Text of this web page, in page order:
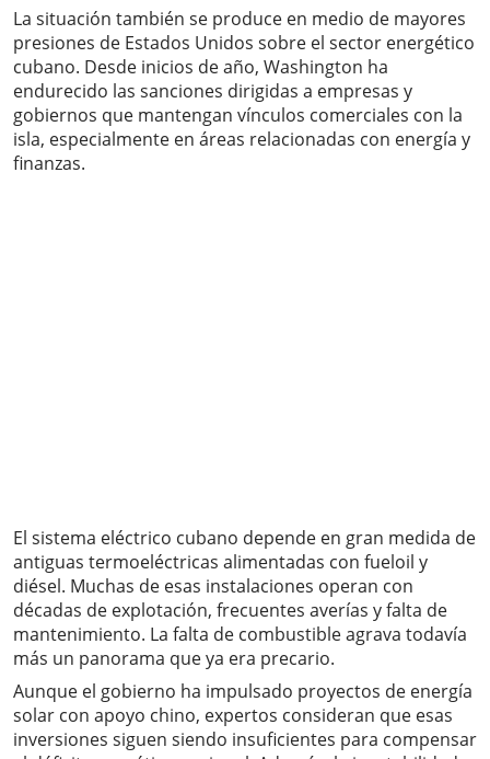
La situación también se produce en medio de mayores
presiones de Estados Unidos sobre el sector energético
cubano. Desde inicios de año, Washington ha
endurecido las sanciones dirigidas a empresas y
gobiernos que mantengan vínculos comerciales con la
isla, especialmente en áreas relacionadas con energía y
finanzas.
El sistema eléctrico cubano depende en gran medida de
antiguas termoeléctricas alimentadas con fueloil y
diésel. Muchas de esas instalaciones operan con
décadas de explotación, frecuentes averías y falta de
mantenimiento. La falta de combustible agrava todavía
más un panorama que ya era precario.
Aunque el gobierno ha impulsado proyectos de energía
solar con apoyo chino, expertos consideran que esas
inversiones siguen siendo insuficientes para compensar